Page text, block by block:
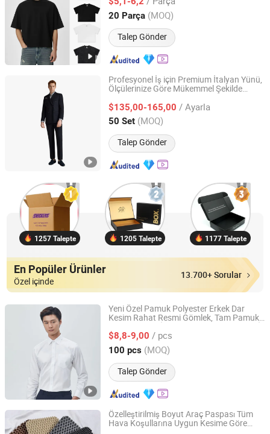
20 Parça (MOQ)
Talep Gönder
Guangdong, China Fiyat 2026
Profesyonel İş için Premium İtalyan Yünü,
Ölçülerinize Göre Mükemmel Şekilde
Şık Tasarım B2b Alıcılar için
$135,00-165,00 / Ayarla
50 Set (MOQ)
Talep Gönder
Qingdao Steven Tailoring I&T Co., Ltd
Shandong, China Fiyat 2025
1257 Talepte 1205 Talepte 1177 Talepte
En Popüler Ürünler
Özel içinde
13.700+ Sorular
Yeni Özel Pamuk Polyester Erkek Dar
Kesim Rahat Resmi Gömlek, Tam Pamuk
Resmi Gömlek, Özelleştirilebilir Logo
$8,8-9,00 / pcs
100 pcs (MOQ)
Talep Gönder
Foshan Weimalong Weave Industrial Co., Ltd.
Guangdong, China Fiyat 2025
Özelleştirilmiş Boyut Araç Paspası Tüm
Hava Koşullarına Uygun Kesime Göre
Xiamen Artes Plasti Products Co., Ltd.